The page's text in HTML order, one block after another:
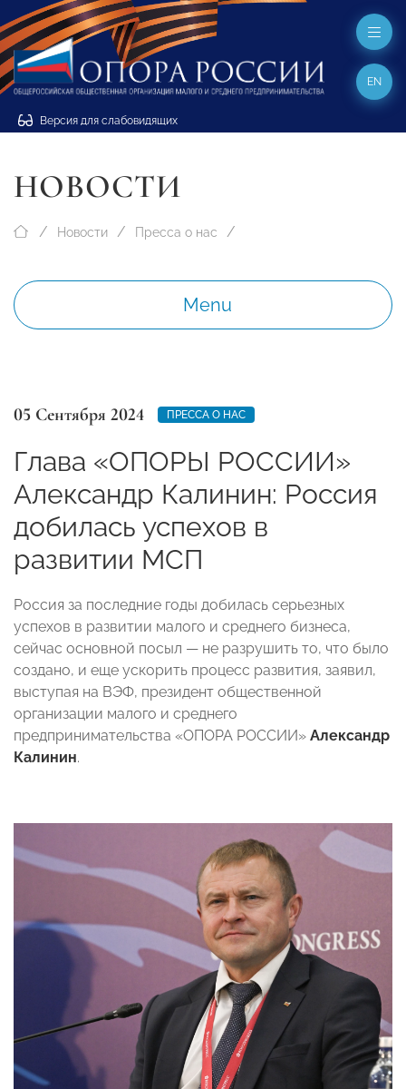
Версия для слабовидящих
EN
НОВОСТИ
Новости Пресса о нас
Menu
05 Сентября 2024 ПРЕССА О НАС
Глава «ОПОРЫ РОССИИ»
Александр Калинин: Россия
добилась успехов в
развитии МСП
Россия за последние годы добилась серьезных
успехов в развитии малого и среднего бизнеса,
сейчас основной посыл — не разрушить то, что было
создано, и еще ускорить процесс развития, заявил,
выступая на ВЭФ, президент общественной
организации малого и среднего
предпринимательства «ОПОРА РОССИИ» Александр
Калинин.